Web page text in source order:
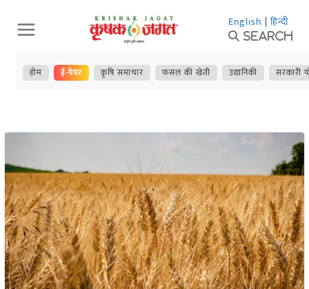
Skip
to
content
English | हिन्दी
Search
होम ई-पेपर कृषि समाचार फसल की खेती उद्यानिकी सरकारी